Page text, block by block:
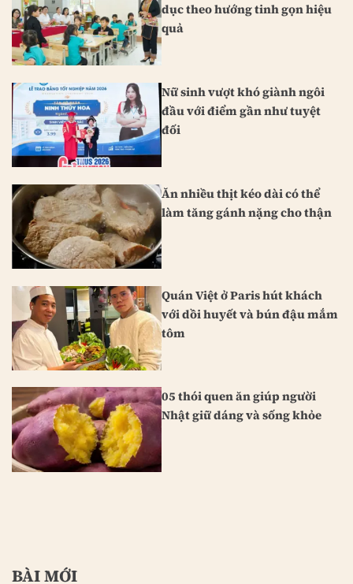
dục theo hướng tinh gọn hiệu
quả
Nữ sinh vượt khó giành ngôi
đầu với điểm gần như tuyệt
đối
Ăn nhiều thịt kéo dài có thể
làm tăng gánh nặng cho thận
Quán Việt ở Paris hút khách
với dồi huyết và bún đậu mắm
tôm
05 thói quen ăn giúp người
Nhật giữ dáng và sống khỏe
BÀI MỚI